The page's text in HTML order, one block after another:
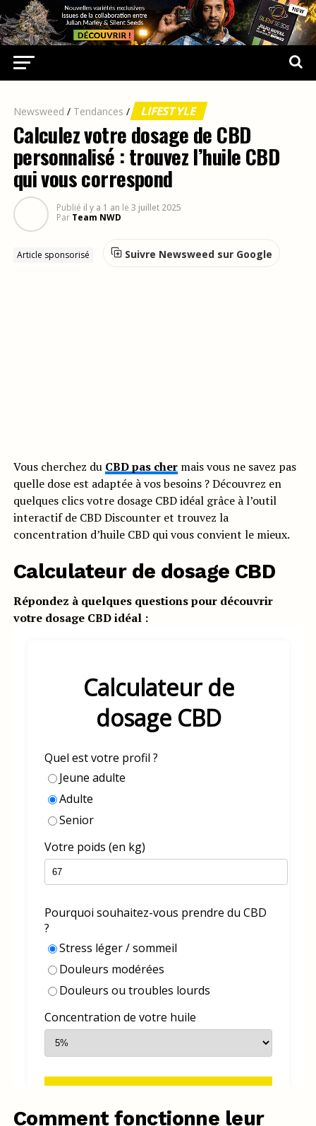
Newsweed / Tendances / LIFESTYLE
Calculez votre dosage de CBD
personnalisé : trouvez l’huile CBD
qui vous correspond
Publié il y a 1 an le 3 juillet 2025
Par Team NWD
Article sponsorisé Suivre Newsweed sur Google
Vous cherchez du CBD pas chermais vous ne savez pas
quelle dose est adaptée à vos besoins ? Découvrez en
quelques clics votre dosage CBD idéal grâce à l’outil
interactif de CBD Discounter et trouvez la
concentration d’huile CBD qui vous convient le mieux.
Calculateur de dosage CBD
Répondez à quelques questions pour découvrir
votre dosage CBD idéal :
Comment fonctionne leur